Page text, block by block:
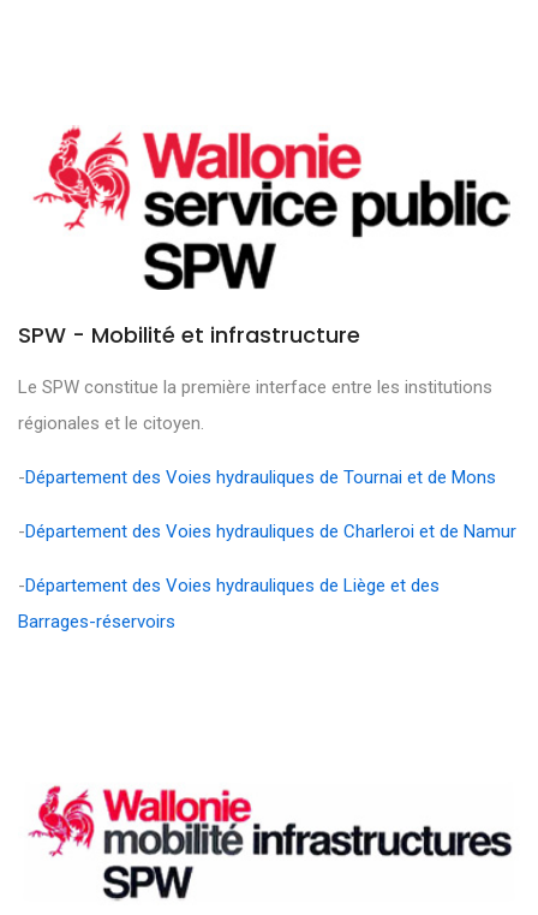
SPW - Mobilité et infrastructure
Le SPW constitue la première interface entre les institutions
régionales et le citoyen.
-Département des Voies hydrauliques de Tournai et de Mons
-Département des Voies hydrauliques de Charleroi et de Namur
-Département des Voies hydrauliques de Liège et des
Barrages-réservoirs